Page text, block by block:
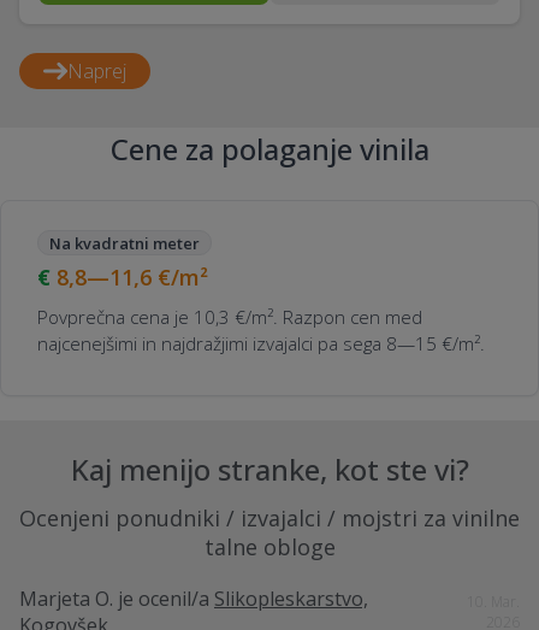
Naprej
Cene za polaganje vinila
Na kvadratni meter
8,8—11,6 €/m²
Povprečna cena je 10,3 €/m². Razpon cen med
najcenejšimi in najdražjimi izvajalci pa sega 8—15 €/m².
Kaj menijo stranke, kot ste vi?
Ocenjeni ponudniki / izvajalci / mojstri za vinilne
talne obloge
Marjeta O. je ocenil/a Slikopleskarstvo,